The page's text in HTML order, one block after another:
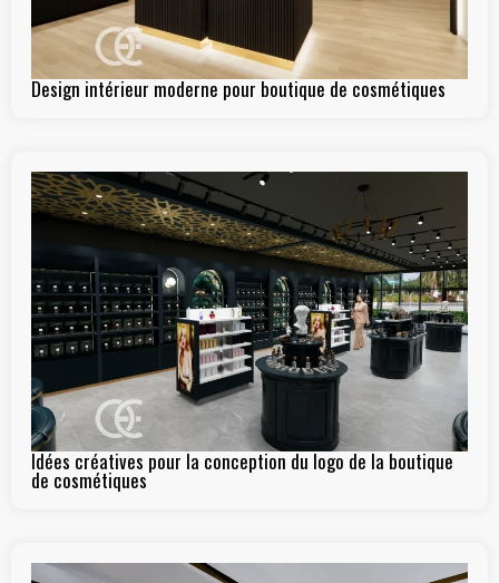
Design intérieur moderne pour boutique de cosmétiques
Idées créatives pour la conception du logo de la boutique
de cosmétiques